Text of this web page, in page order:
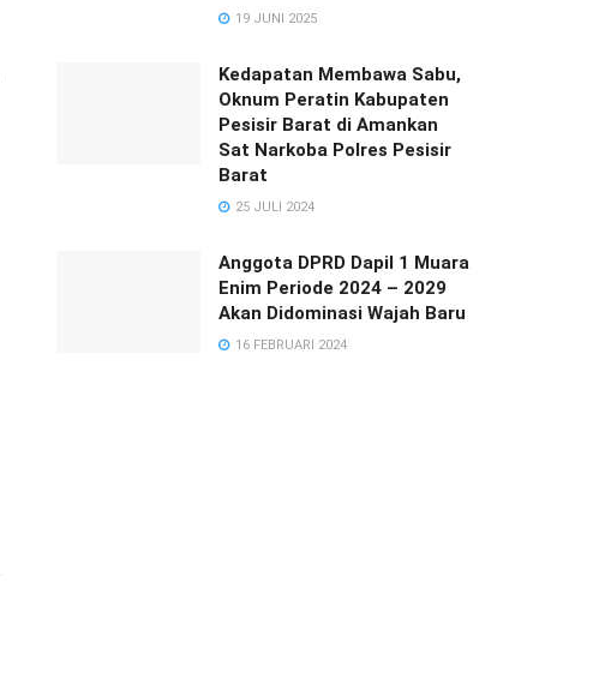
19 JUNI 2025
Kedapatan Membawa Sabu,
Oknum Peratin Kabupaten
Pesisir Barat di Amankan
Sat Narkoba Polres Pesisir
Barat
25 JULI 2024
Anggota DPRD Dapil 1 Muara
Enim Periode 2024 – 2029
Akan Didominasi Wajah Baru
16 FEBRUARI 2024